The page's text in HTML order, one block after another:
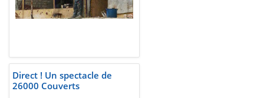
Direct ! Un spectacle de
26000 Couverts